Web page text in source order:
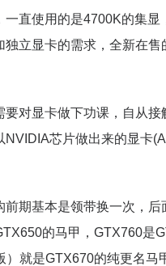
一直使用的是4700K的集显
独立显卡的需求，全新在
要对显卡做下功课，自从
NVIDIA芯片做出来的显卡
期基本是领带换一次，后
的马甲，GTX760是
）就是GTX670的纯更名马